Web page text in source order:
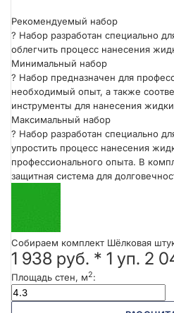
Рекомендуемый набор
? Набор разработан специально
облегчить процесс нанесения
Минимальный набор
? Набор предназначен для
необходимый опыт, а также
инструменты для нанесения
Максимальный набор
? Набор разработан специально
упростить процесс нанесения
профессионального опыта. В
защитная система для
Собираем комплект Шёлковая
1 938 руб. * 1 уп. 2
Площадь стен, м2: